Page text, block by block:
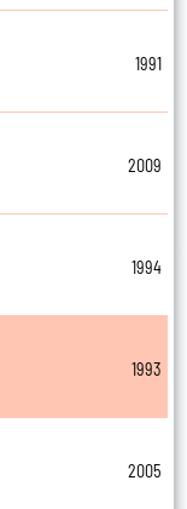
1991
2009
1994
1993
2005